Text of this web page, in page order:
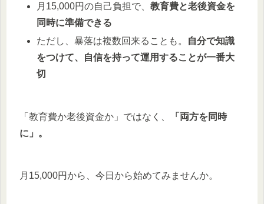
月15,000円の自己負担で、教育費と老後資金を
同時に準備できる
ただし、暴落は複数回来ることも。
自分で知識
をつけて、自信を持って運用することが一番大
切
「教育費か老後資金か」ではなく、
「両方を同時
に」。
月15,000円から、今日から始めてみませんか。